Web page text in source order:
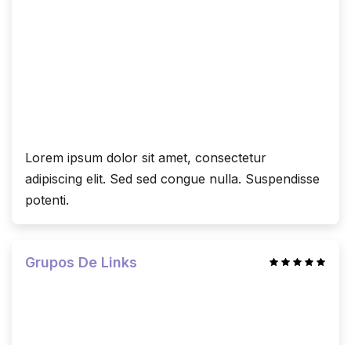
Lorem ipsum dolor sit amet, consectetur
adipiscing elit. Sed sed congue nulla. Suspendisse
potenti.
Grupos De Links